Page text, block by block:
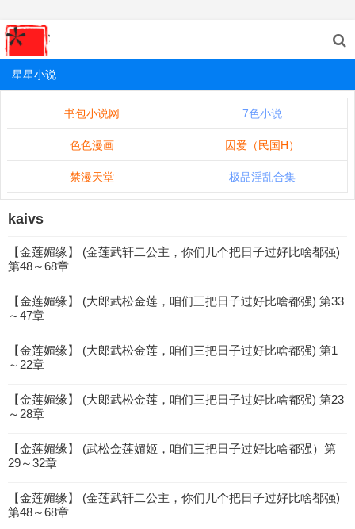
星星小说
书包小说网 7色小说
色色漫画 囚爱（民国H）
禁漫天堂 极品淫乱合集
kaivs
【金莲媚缘】 (金莲武轩二公主，你们几个把日子过好比啥都强)
第48～68章
【金莲媚缘】 (大郎武松金莲，咱们三把日子过好比啥都强) 第33
～47章
【金莲媚缘】 (大郎武松金莲，咱们三把日子过好比啥都强) 第1
～22章
【金莲媚缘】 (大郎武松金莲，咱们三把日子过好比啥都强) 第23
～28章
【金莲媚缘】 (武松金莲媚姬，咱们三把日子过好比啥都强）第
29～32章
【金莲媚缘】 (金莲武轩二公主，你们几个把日子过好比啥都强)
第48～68章